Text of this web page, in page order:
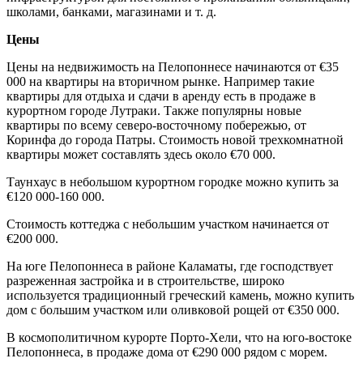
школами, банками, магазинами и т. д.
Цены
Цены на недвижимость на Пелопоннесе начинаются от €35
000 на квартиры на вторичном рынке. Например такие
квартиры для отдыха и сдачи в аренду есть в продаже в
курортном городе Лутраки. Также популярны новые
квартиры по всему северо-восточному побережью, от
Коринфа до города Патры. Стоимость новой трехкомнатной
квартиры может составлять здесь около €70 000.
Таунхаус в небольшом курортном городке можно купить за
€120 000-160 000.
Стоимость коттеджа с небольшим участком начинается от
€200 000.
На юге Пелопоннеса в районе Каламаты, где господствует
разреженная застройка и в строительстве, широко
используется традиционный греческий камень, можно купить
дом с большим участком или оливковой рощей от €350 000.
В космополитичном курорте Порто-Хели, что на юго-востоке
Пелопоннеса, в продаже дома от €290 000 рядом с морем.